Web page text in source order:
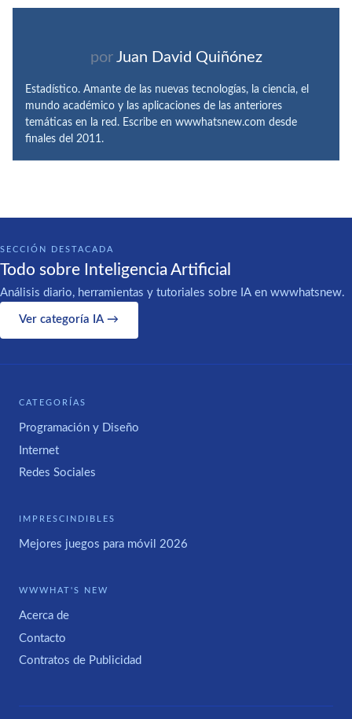
por Juan David Quiñónez
Estadístico. Amante de las nuevas tecnologías, la ciencia, el
mundo académico y las aplicaciones de las anteriores
temáticas en la red. Escribe en wwwhatsnew.com desde
finales del 2011.
SECCIÓN DESTACADA
Todo sobre Inteligencia Artificial
Análisis diario, herramientas y tutoriales sobre IA en wwwhatsnew.
Ver categoría IA →
CATEGORÍAS
Programación y Diseño
Internet
Redes Sociales
IMPRESCINDIBLES
Mejores juegos para móvil 2026
WWWHAT'S NEW
Acerca de
Contacto
Contratos de Publicidad